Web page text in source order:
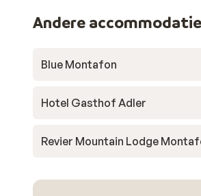
Andere
Blue Montafon
Hotel Gasthof Adler
Revier Mountain Lodge